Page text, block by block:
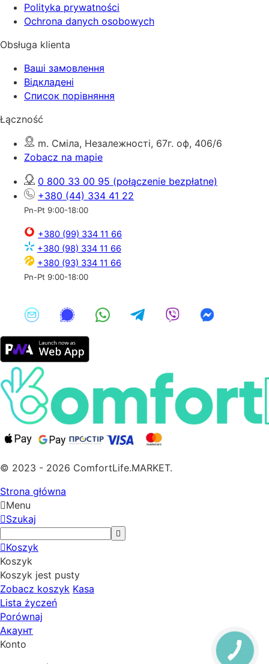
Polityka prywatności
Ochrona danych osobowych
Obsługa klienta
Ваші замовлення
Відкладені
Список порівняння
Łączność
m. Сміла, Незалежності, 67г. оф, 406/6
Zobacz na mapie
0 800 33 00 95 (połączenie bezpłatne)
+380 (44) 334 41 22
Pn-Pt 9:00-18:00
+380 (99) 334 11 66
+380 (98) 334 11 66
+380 (93) 334 11 66
Pn-Pt 9:00-18:00
© 2023 - 2026 ComfortLife.MARKET.
Strona główna
Menu
Szukaj
Koszyk
Koszyk
Koszyk jest pusty
Zobacz koszyk Kasa
Lista życzeń
Porównaj
Акаунт
Konto